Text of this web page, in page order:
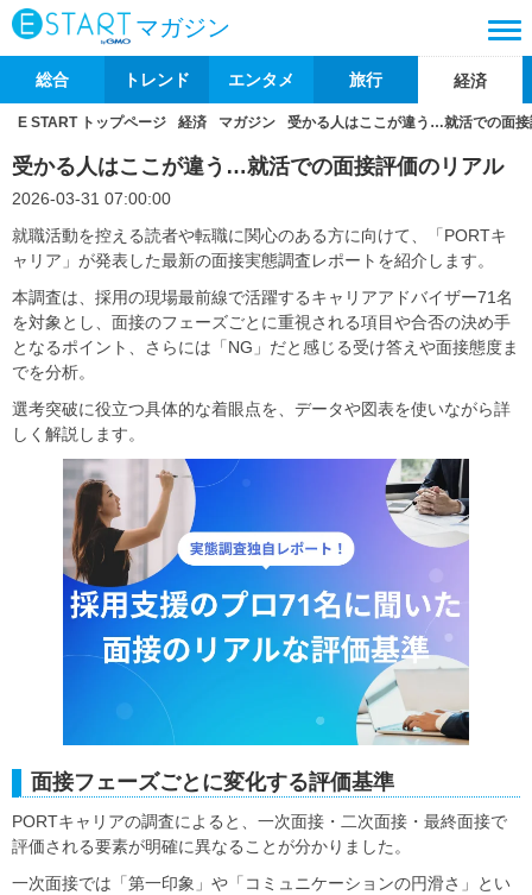
マガジン
総合 トレンド エンタメ 旅行 経済
E START トップページ 経済 マガジン 受かる人はここが違う…就活での面
受かる人はここが違う…就活での面接評価のリアル
2026-03-31 07:00:00
就職活動を控える読者や転職に関心のある方に向けて、「PORTキ
ャリア」が発表した最新の面接実態調査レポートを紹介します。
本調査は、採用の現場最前線で活躍するキャリアアドバイザー71名
を対象とし、面接のフェーズごとに重視される項目や合否の決め手
となるポイント、さらには「NG」だと感じる受け答えや面接態度ま
でを分析。
選考突破に役立つ具体的な着眼点を、データや図表を使いながら詳
しく解説します。
面接フェーズごとに変化する評価基準
PORTキャリアの調査によると、一次面接・二次面接・最終面接で
評価される要素が明確に異なることが分かりました。
一次面接では「第一印象」や「コミュニケーションの円滑さ」とい